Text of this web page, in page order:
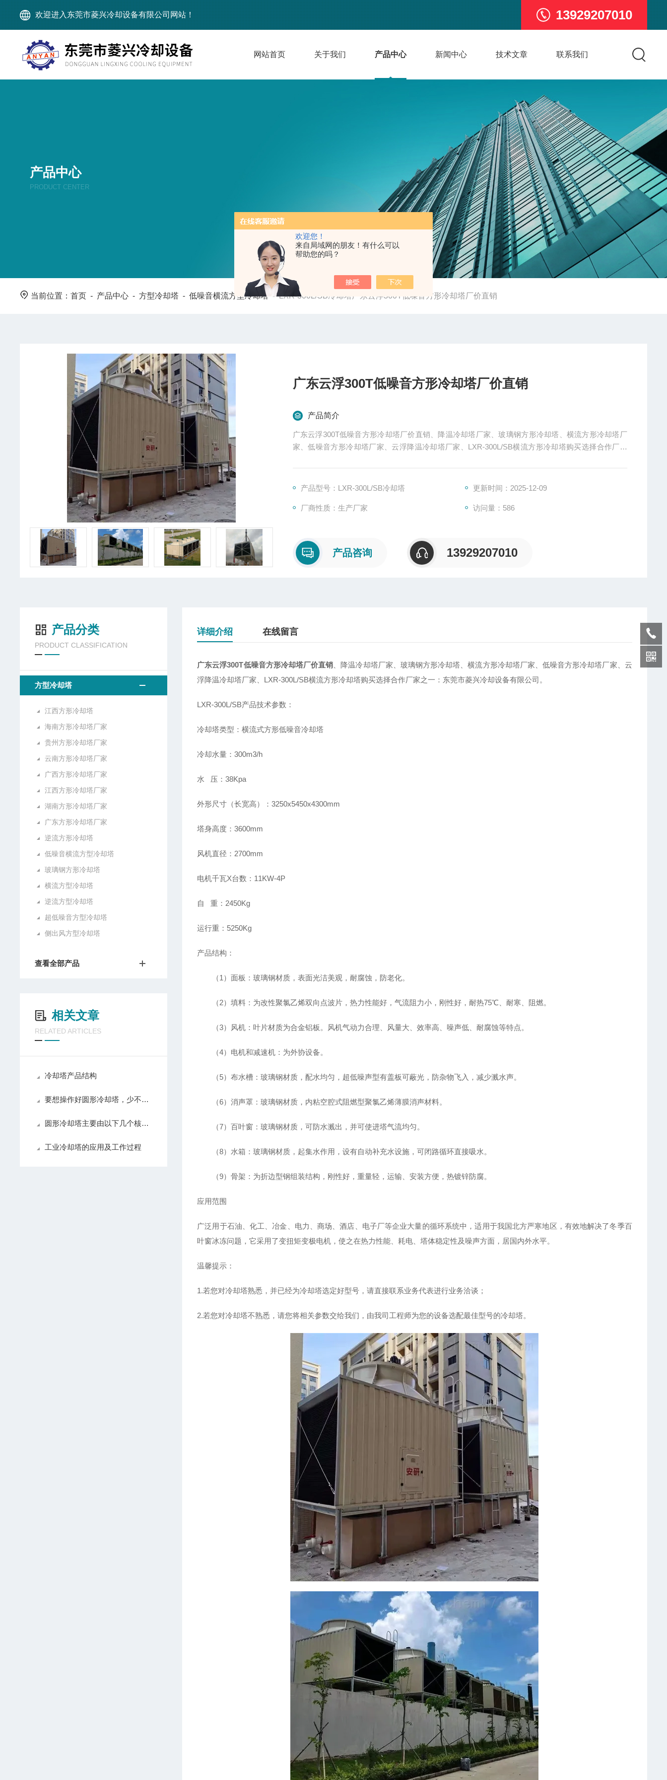
欢迎您！
来自局域网的朋友！有什么可以
帮助您的吗？
欢迎进入东莞市菱兴冷却设备有限公司网站！ 13929207010
网站首页 关于我们 产品中心 新闻中心 技术文章 联系我们
产品中心
PRODUCT CENTER
当前位置：首页 - 产品中心 -方型冷却塔 -低噪音横流方型冷却塔 -LXR-300L/SB冷却塔广东云浮300T低噪音方形冷却塔厂价直销
广东云浮300T低噪音方形冷却塔厂价直销
产品简介
广东云浮300T低噪音方形冷却塔厂价直销、降温冷却塔厂家、玻璃钢方形冷却塔、横流方形冷却塔厂
家、低噪音方形冷却塔厂家、云浮降温冷却塔厂家、LXR-300L/SB横流方形冷却塔购买选择合作厂家
产品型号：LXR-300L/SB冷却塔 更新时间：2025-12-09
厂商性质：生产厂家 访问量：586
产品咨询 13929207010
产品分类
PRODUCT CLASSIFICATION
方型冷却塔
江西方形冷却塔
海南方形冷却塔厂家
贵州方形冷却塔厂家
云南方形冷却塔厂家
广西方形冷却塔厂家
江西方形冷却塔厂家
湖南方形冷却塔厂家
广东方形冷却塔厂家
逆流方形冷却塔
低噪音横流方型冷却塔
玻璃钢方形冷却塔
横流方型冷却塔
逆流方型冷却塔
超低噪音方型冷却塔
侧出风方型冷却塔
查看全部产品
相关文章
RELATED ARTICLES
冷却塔产品结构
要想操作好圆形冷却塔，少不了以下步骤！
圆形冷却塔主要由以下几个核心部分组成
工业冷却塔的应用及工作过程
详细介绍 在线留言
广东云浮300T低噪音方形冷却塔厂价直销 、降温冷却塔厂家、玻璃钢方形冷却塔、横流方形冷却塔厂家、低噪音方形冷却塔厂家、云
浮降温冷却塔厂家、LXR-300L/SB横流方形冷却塔购买选择合作厂家之一：东莞市菱兴冷却设备有限公司。
LXR-300L/SB产品技术参数：
冷却塔类型：横流式方形低噪音冷却塔
冷却水量：300m3/h
水 压：38Kpa
外形尺寸（长宽高）：3250x5450x4300mm
塔身高度：3600mm
风机直径：2700mm
电机千瓦X台数：11KW-4P
自 重：2450Kg
运行重：5250Kg
产品结构：
（1）面板：玻璃钢材质，表面光洁美观，耐腐蚀，防老化。
（2）填料：为改性聚氯乙烯双向点波片，热力性能好，气流阻力小，刚性好，耐热75℃、耐寒、阻燃。
（3）风机：叶片材质为合金铝板。风机气动力合理、风量大、效率高、噪声低、耐腐蚀等特点。
（4）电机和减速机：为外协设备。
（5）布水槽：玻璃钢材质，配水均匀，超低噪声型有盖板可蔽光，防杂物飞入，减少溅水声。
（6）消声罩：玻璃钢材质，内粘空腔式阻燃型聚氯乙烯薄膜消声材料。
（7）百叶窗：玻璃钢材质，可防水溅出，并可使进塔气流均匀。
（8）水箱：玻璃钢材质，起集水作用，设有自动补充水设施，可闭路循环直接吸水。
（9）骨架：为折边型钢组装结构，刚性好，重量轻，运输、安装方便，热镀锌防腐。
应用范围
广泛用于石油、化工、冶金、电力、商场、酒店、电子厂等企业大量的循环系统中，适用于我国北方严寒地区，有效地解决了冬季百
叶窗冰冻问题，它采用了变扭矩变极电机，使之在热力性能、耗电、塔体稳定性及噪声方面，居国内外水平。
温馨提示：
1.若您对冷却塔熟悉，并已经为冷却塔选定好型号，请直接联系业务代表进行业务洽谈；
2.若您对冷却塔不熟悉，请您将相关参数交给我们，由我司工程师为您的设备选配最佳型号的冷却塔。